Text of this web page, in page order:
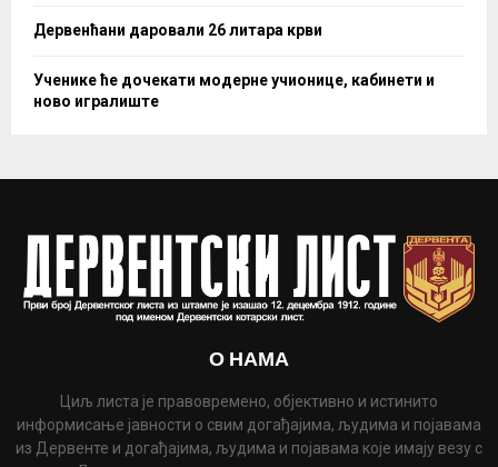
Дервенћани даровали 26 литара крви
Ученике ће дочекати модерне учионице, кабинети и
ново игралиште
О НАМА
Циљ листа је правовремено, објективно и истинито
информисање јавности о свим догађајима, људима и појавама
из Дервенте и догађајима, људима и појавама које имају везу с